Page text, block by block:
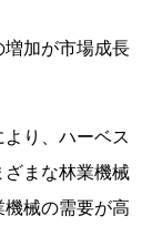
加が市場成長
り、ハーベス
まな林業機械
械の需要が高